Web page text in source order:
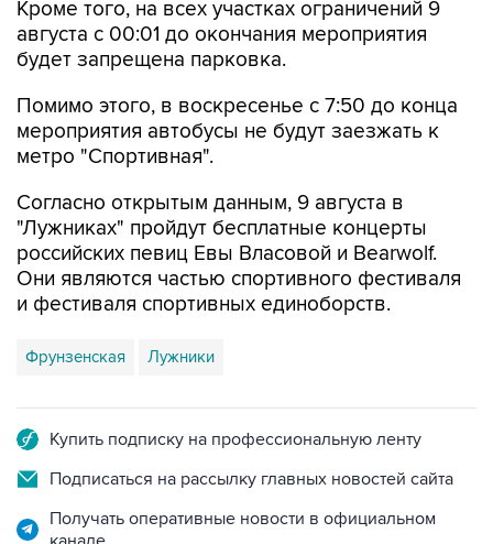
будет запрещена парковка.
Помимо этого, в воскресенье с 7:50 до конца
метро "Спортивная".
Согласно открытым данным, 9 августа в
российских певиц Евы Власовой и Bearwolf.
Они являются частью спортивного фестиваля
и фестиваля спортивных единоборств.
Фрунзенская Лужники
Подписаться на рассылку главных новостей сайта
Получать оперативные новости в официальном